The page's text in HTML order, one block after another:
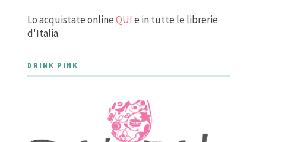
Lo acquistate onlineQUI e in tutte le librerie
d'Italia.
DRINK PINK